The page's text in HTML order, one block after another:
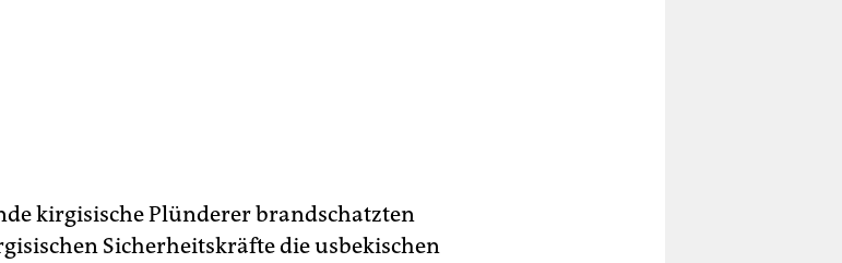
kirgisische Plünderer brandschatzten
Sicherheitskräfte die usbekischen